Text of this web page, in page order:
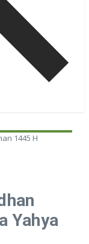
1445 H
Yahya